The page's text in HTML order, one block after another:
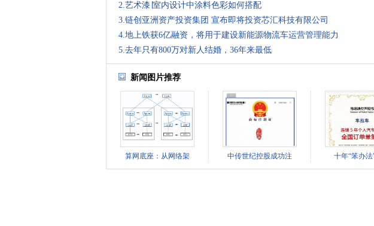
2.艺术漆∣室内设计中涂料色彩如何搭配
3.链创亚洲资产投资集团 宣布即将投资芯汇科技有限公司
4.地上铁获6亿融资，将用于建设新能源物流车运营管理能力
5.去年只有800万对新人结婚，36年来最低
新闻图片推荐
算网底座：从网络架 中传世纪控股成功注 十年“笨办法